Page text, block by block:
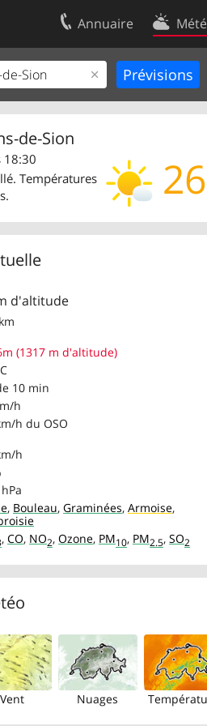
Annuaire
de-Sion
18:30
Températures
d'altitude
(1317 m d'altitude)
10 min
h
h du OSO
h
, Bouleau, Graminées, Armoise,
, CO, NO2, Ozone, PM10, PM2.5, SO2
Vent Nuages
Contact